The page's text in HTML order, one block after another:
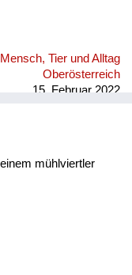
ån dir, dånn geht
Mensch, Tier und Alltag
Oberösterreich
15. Februar 2022
mühlviertler